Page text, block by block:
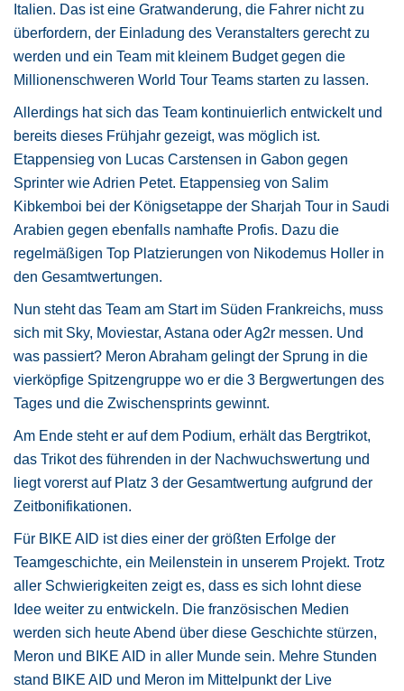
Italien. Das ist eine Gratwanderung, die Fahrer nicht zu
überfordern, der Einladung des Veranstalters gerecht zu
werden und ein Team mit kleinem Budget gegen die
Millionenschweren World Tour Teams starten zu lassen.
Allerdings hat sich das Team kontinuierlich entwickelt und
bereits dieses Frühjahr gezeigt, was möglich ist.
Etappensieg von Lucas Carstensen in Gabon gegen
Sprinter wie Adrien Petet. Etappensieg von Salim
Kibkemboi bei der Königsetappe der Sharjah Tour in Saudi
Arabien gegen ebenfalls namhafte Profis. Dazu die
regelmäßigen Top Platzierungen von Nikodemus Holler in
den Gesamtwertungen.
Nun steht das Team am Start im Süden Frankreichs, muss
sich mit Sky, Moviestar, Astana oder Ag2r messen. Und
was passiert? Meron Abraham gelingt der Sprung in die
vierköpfige Spitzengruppe wo er die 3 Bergwertungen des
Tages und die Zwischensprints gewinnt.
Am Ende steht er auf dem Podium, erhält das Bergtrikot,
das Trikot des führenden in der Nachwuchswertung und
liegt vorerst auf Platz 3 der Gesamtwertung aufgrund der
Zeitbonifikationen.
Für BIKE AID ist dies einer der größten Erfolge der
Teamgeschichte, ein Meilenstein in unserem Projekt. Trotz
aller Schwierigkeiten zeigt es, dass es sich lohnt diese
Idee weiter zu entwickeln. Die französischen Medien
werden sich heute Abend über diese Geschichte stürzen,
Meron und BIKE AID in aller Munde sein. Mehre Stunden
stand BIKE AID und Meron im Mittelpunkt der Live